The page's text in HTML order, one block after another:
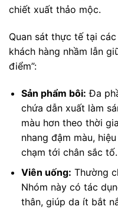
chiết xuất thảo mộc.
Quan sát thực tế tại
khách hàng nhầm lẫn
điểm”:
Sản phẩm bôi: Đa
chứa dẫn xuất làm
màu hơn theo thời
nhang đậm màu,
chạm tới chân sắc tố.
Viên uống: Thường
Nhóm này có tác
thân, giúp da ít bắt